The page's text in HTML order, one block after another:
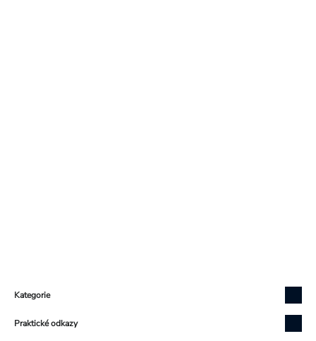
Kategorie
Praktické odkazy